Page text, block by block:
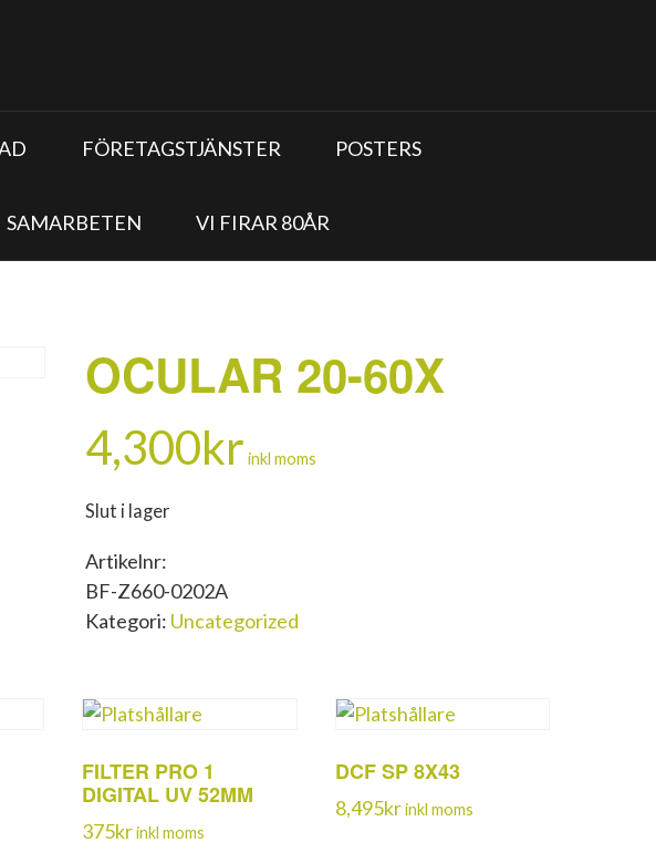
FÖRETAGSTJÄNSTER POSTERS
SAMARBETEN VI FIRAR 80ÅR
OCULAR 20-60X
4,300kr inkl moms
Slut i lager
Artikelnr:
BF-Z660-0202A
Kategori: Uncategorized
FILTER PRO 1
DIGITAL UV 52MM
375krinkl moms
DCF SP 8X43
8,495kr inkl moms